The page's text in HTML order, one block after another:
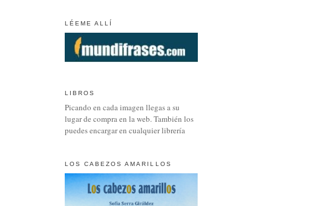
LÉEME ALLÍ
LIBROS
Picando en cada imagen llegas a su
lugar de compra en la web. También los
puedes encargar en cualquier librería
LOS CABEZOS AMARILLOS